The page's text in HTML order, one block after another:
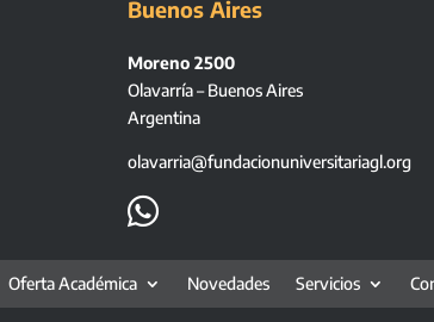
Buenos Aires
Moreno 2500
Olavarría – Buenos Aires
Argentina
olavarria@fundacionuniversitariagl.org

Oferta Académica Novedades Servicios